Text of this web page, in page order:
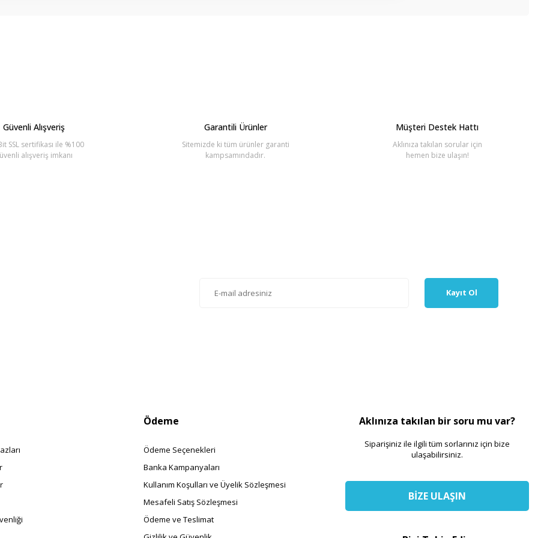
Güvenli Alışveriş
SSL sertifikası ile %100
alışveriş imkanı
Garantili Ürünler
Sitemizde ki tüm ürünler garanti
kampsamındadır.
Müşteri Destek Hattı
Aklınıza takılan sorular için
hemen bize ulaşın!
Kayıt Ol
Ödeme
Ödeme Seçenekleri
Banka Kampanyaları
Kullanım Koşulları ve Üyelik Sözleşmesi
Mesafeli Satış Sözleşmesi
Ödeme ve Teslimat
Aklınıza takılan bir soru mu var?
Siparişiniz ile ilgili tüm sorlarınız için bize
ulaşabilirsiniz.
BİZE ULAŞIN